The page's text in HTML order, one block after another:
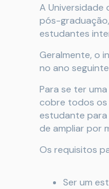
A Universidade
pós-
estudantes
Geralmente, o
no ano
Para se ter
cobre todos os
estudante para
de ampliar por
Os requisitos
Ser um